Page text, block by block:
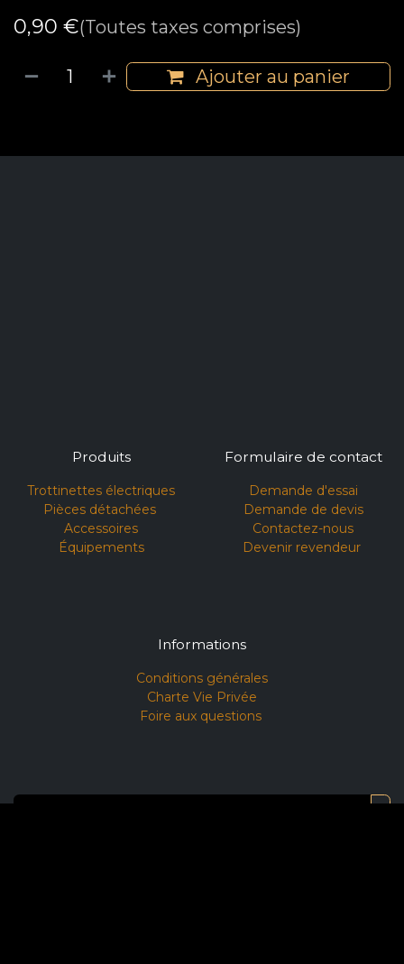
0,90 €(Toutes taxes comprises)
Ajouter au panier
Produits
Trottinettes électriques
Pièces détachées
Accessoires
Équipements
Formulaire de contact
Demande d'essai​
Demande de devis
Contactez-nous
Devenir revendeur
Informations
Conditions générales​
Charte Vie Privée
Foire aux questions